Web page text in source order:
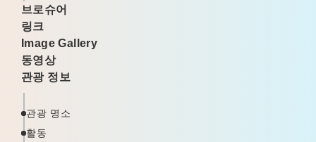
브로슈어
링크
Image Gallery
동영상
관광 정보
관광 명소
활동